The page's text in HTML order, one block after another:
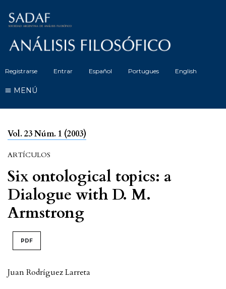
Registrarse Entrar Español Portugues English
MENÚ
Vol. 23 Núm. 1 (2003)
ARTÍCULOS
Six ontological topics: a
Dialogue with D. M.
Armstrong
PDF
Juan Rodríguez Larreta